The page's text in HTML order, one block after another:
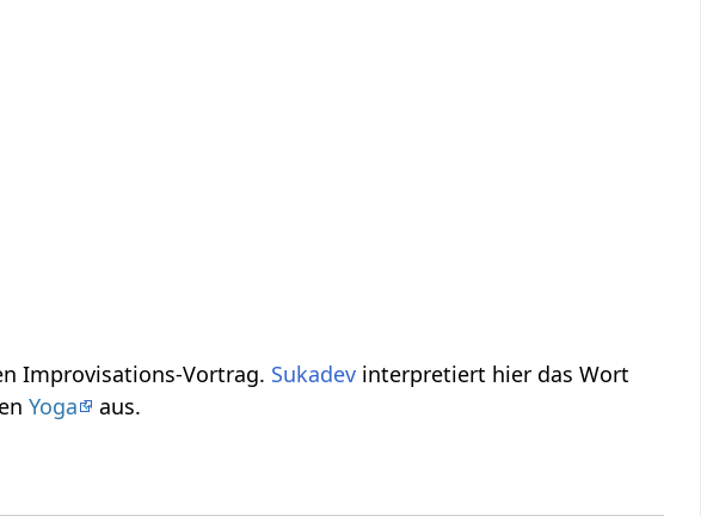
über Irre‏‎ in diesem kurzen Improvisations-Vortrag. Sukadev interpretiert hier das Wort
Yoga aus.